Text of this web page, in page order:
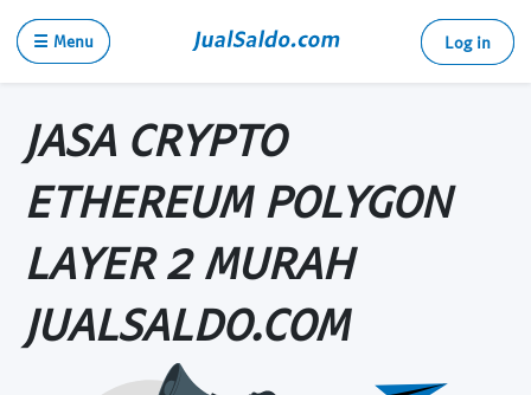
☰ Menu Log in
JASA CRYPTO
ETHEREUM POLYGON
LAYER 2 MURAH
JUALSALDO.COM